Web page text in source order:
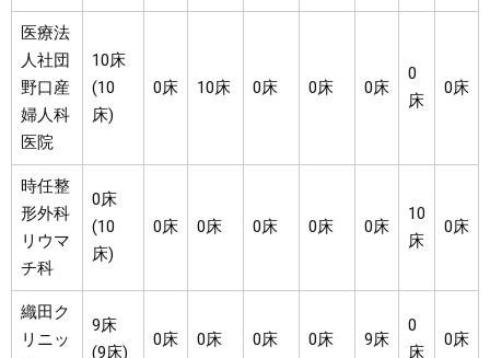
医療法
人社団
野口産
婦人科
医院
10床
(10
床)
0床 10床 0床 0床 0床
0
床
0床
時任整
形外科
リウマ
チ科
0床
(10
床)
0床 0床 0床 0床 0床
10
床
0床
織田ク
リニッ
9床
(9床)
0床 0床 0床 0床 9床
0
床
0床